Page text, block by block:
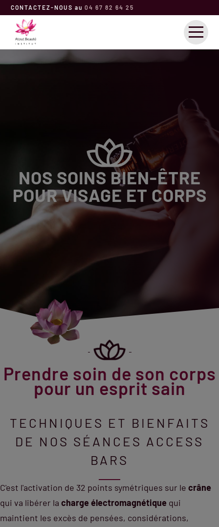
CONTACTEZ-NOUS au 04 67 82 64 25
ACCUEIL
NOS SOINS BIEN-ÊTRE
POUR VISAGE ET CORPS
Prendre soin de son corps
pour un esprit sain
TECHNIQUES ET BIENFAITS
DE NOS SÉANCES ACCESS
BARS
C'est l'activation de 32 points symétriques sur le crâne
qui va libérer la charge électromagnétique qui
maintient les excès de pensées, considérations,